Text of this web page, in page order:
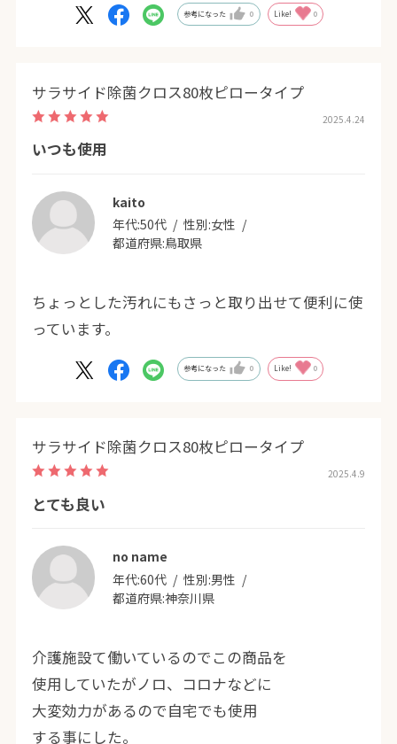
参考になった 0 Like! 0
サラサイド除菌クロス80枚ピロータイプ
2025.4.24
いつも使用
kaito
年代:50代 性別:女性
都道府県:鳥取県
ちょっとした汚れにもさっと取り出せて便利に使
っています。
参考になった 0 Like! 0
サラサイド除菌クロス80枚ピロータイプ
2025.4.9
とても良い
no name
年代:60代 性別:男性
都道府県:神奈川県
介護施設て働いているのでこの商品を
使用していたがノロ、コロナなどに
大変効力があるので自宅でも使用
する事にした。